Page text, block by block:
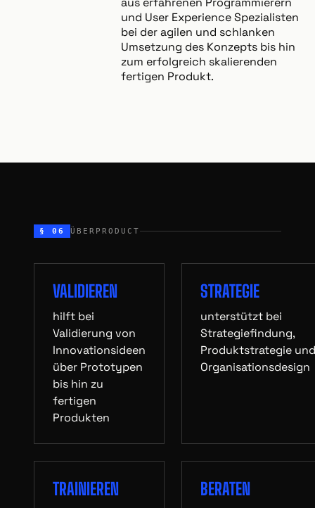
und User Experience Spezialisten
bei der agilen und schlanken
Umsetzung des Konzepts bis hin
zum erfolgreich skalierenden
fertigen Produkt.
§ 06 ÜBERPRODUCT
VALIDIEREN
hilft bei
Validierung von
Innovationsideen
über Prototypen
bis hin zu
fertigen
Produkten
STRATEGIE
unterstützt bei
Strategiefindung,
Produktstrategie und
Organisationsdesign
TRAINIEREN BERATEN